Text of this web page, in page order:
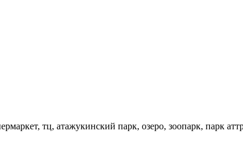
тц, атажукинский парк, озеро, зоопарк, парк